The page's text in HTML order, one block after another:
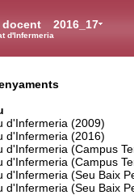
2016_17
docent
d'Infermeria
d'Infermeria (2009)
d'Infermeria (2016)
d'Infermeria (Campus
d'Infermeria (Campus
d'Infermeria (Seu Baix
d'Infermeria (Seu Baix